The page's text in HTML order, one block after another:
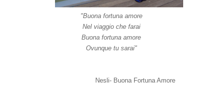
"Buona fortuna amore
Nel viaggio che farai
Buona fortuna amore
Ovunque tu sarai"
Nesli- Buona Fortuna Amore